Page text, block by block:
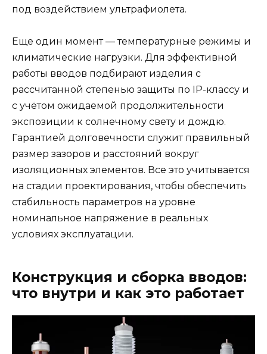
под воздействием ультрафиолета.
Еще один момент — температурные режимы и
климатические нагрузки. Для эффективной
работы вводов подбирают изделия с
рассчитанной степенью защиты по IP-классу и
с учётом ожидаемой продолжительности
экспозиции к солнечному свету и дождю.
Гарантией долговечности служит правильный
размер зазоров и расстояний вокруг
изоляционных элементов. Все это учитывается
на стадии проектирования, чтобы обеспечить
стабильность параметров на уровне
номинальное напряжение в реальных
условиях эксплуатации.
Конструкция и сборка вводов:
что внутри и как это работает